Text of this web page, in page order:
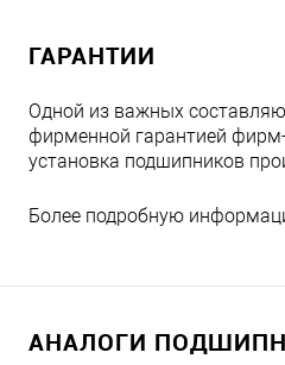
ГАРАНТИИ
Одной из важных
фирменной гарантией
установка подшипников
Более подробную
АНАЛОГИ